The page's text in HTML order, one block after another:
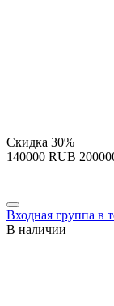
Скидка 30%
‍140000‍ RUB
Входная группа в
В наличии